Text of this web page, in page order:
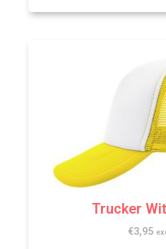
Trucker
€3,95